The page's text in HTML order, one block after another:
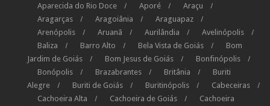
Aparecida do Rio Doce
Aporé
Araçu
Aragarças
Aragoiânia
Araguapaz
Arenópolis
Aruanã Aurilândia
Avelinópolis
Baliza
Barro Alto Bela Vista de Goiás
Bom
Jardim de Goiás
Bom Jesus de Goiás
Bonfinópolis
Bonópolis
Brazabrantes Britânia
Buriti
Alegre
Buriti de Goiás Buritinópolis
Cabeceiras
Cachoeira Alta
Cachoeira de Goiás
Cachoeira